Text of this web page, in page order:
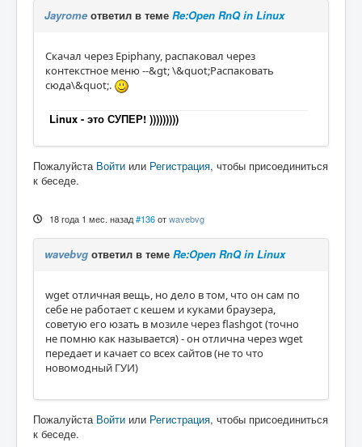
Jayrome ответил в теме Re:Open RnQ in Linux
Скачал через Epiphany, распаковал через
контекстное меню --&gt; \&quot;Распаковать
сюда\&quot;.
Linux - это СУПЕР! )))))))))
Пожалуйста Войти или Регистрация, чтобы присоединиться
к беседе.
18 года 1 мес. назад #136 отwavebvg
wavebvg ответил в теме Re:Open RnQ in Linux
wget отличная вещь, но дело в том, что он сам по
себе не работает с кешем и куками браузера,
советую его юзать в мозиле через flashgot (точно
не помню как называется) - он отлична через wget
передает и качает со всех сайтов (не то что
новомодный ГУИ)
Пожалуйста Войти или Регистрация, чтобы присоединиться
к беседе.